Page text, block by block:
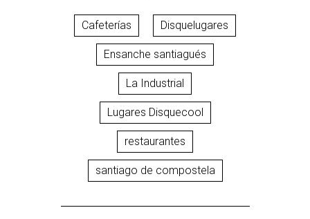
Cafeterías Disquelugares
Ensanche santiagués
La Industrial
Lugares Disquecool
restaurantes
santiago de compostela